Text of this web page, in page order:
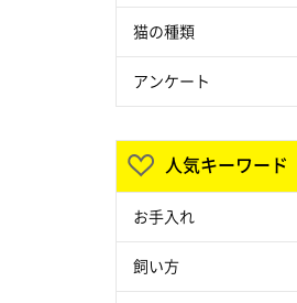
猫の種類
アンケート
人気キーワード
お手入れ
飼い方